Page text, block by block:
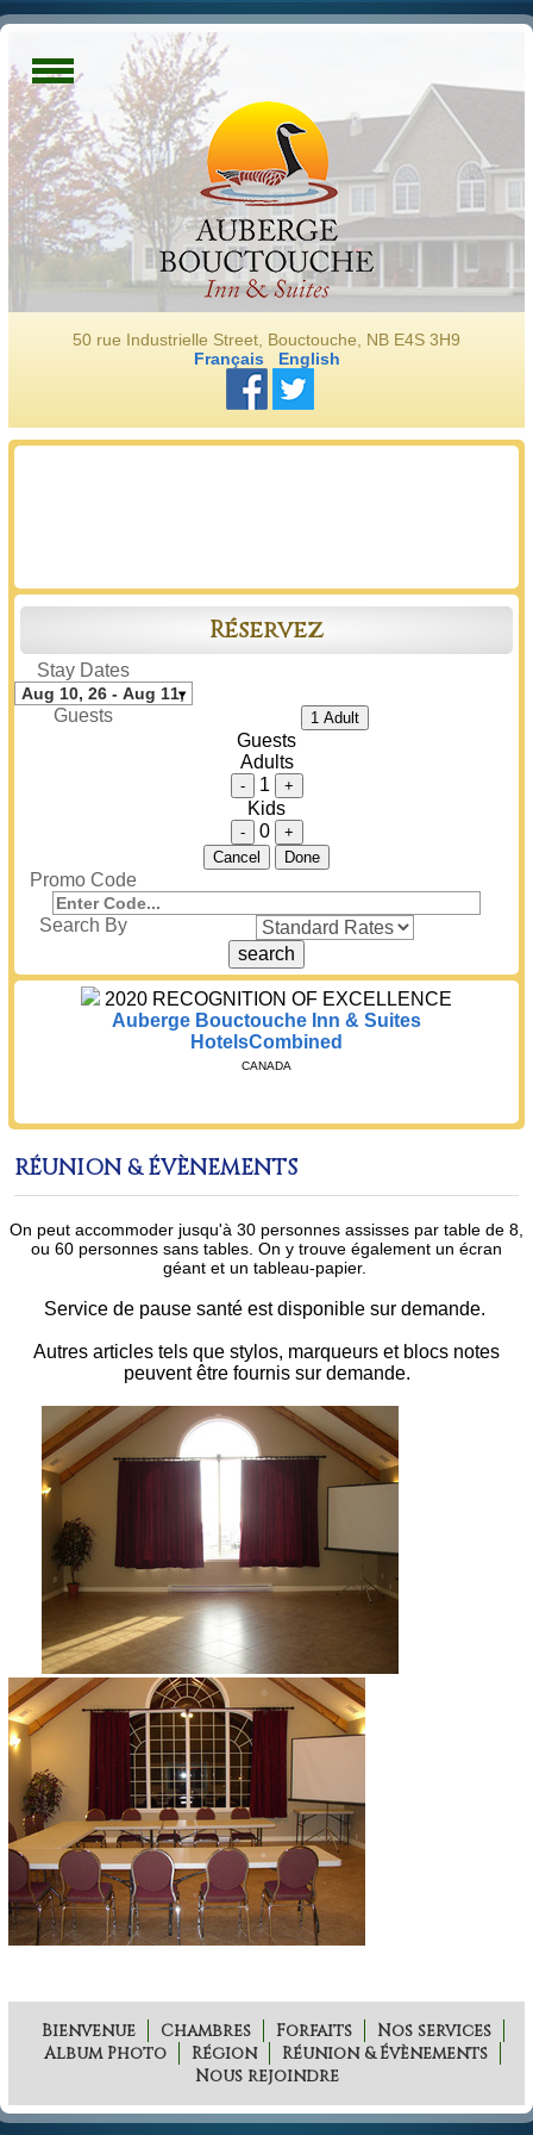
50 rue Industrielle Street, Bouctouche, NB E4S 3H9
Français
English
Réservez
Stay Dates
Guests 1 Adult
Guests
Adults
- 1 +
Kids
- 0
+
Cancel
Done
Promo Code
Search By
2020 RECOGNITION OF EXCELLENCE
Auberge Bouctouche Inn & Suites
HotelsCombined
CANADA
RÉUNION & ÉVÈNEMENTS
On peut accommoder jusqu'à 30 personnes assisses par table de 8,
ou 60 personnes sans tables. On y trouve également un écran
géant et un tableau-papier.
Service de pause santé est disponible sur demande.
Autres articles tels que stylos, marqueurs et blocs notes
peuvent être fournis sur demande.
Bienvenue Chambres Forfaits
Nos services
Album Photo
Région
Réunion & Évènements
Nous rejoindre